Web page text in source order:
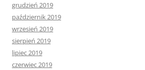
grudzień 2019
październik 2019
wrzesień 2019
sierpień 2019
lipiec 2019
czerwiec 2019